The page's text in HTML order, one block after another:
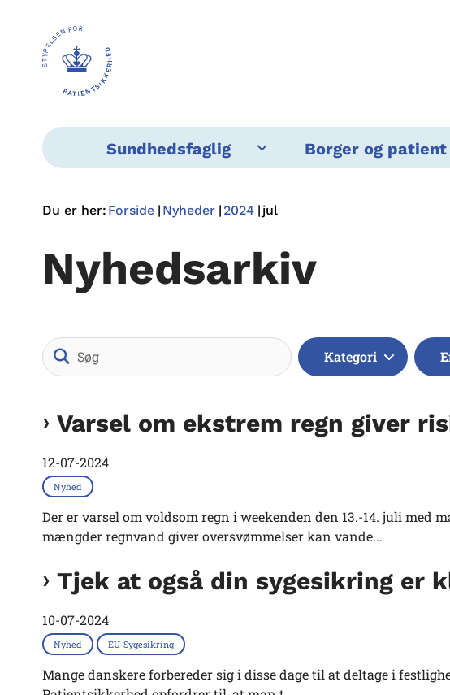
Sundhedsfaglig Borger og patient
Du er her: Forside Nyheder 2024 jul
Nyhedsarkiv
Søg
Kategori
Varsel om ekstrem regn giver
12-07-2024
Nyhed
Der er varsel om voldsom regn i weekenden den 13.-14. juli med
mængder regnvand giver oversvømmelser kan vande...
Tjek at også din sygesikring er
10-07-2024
Nyhed EU-Sygesikring
Mange danskere forbereder sig i disse dage til at deltage i